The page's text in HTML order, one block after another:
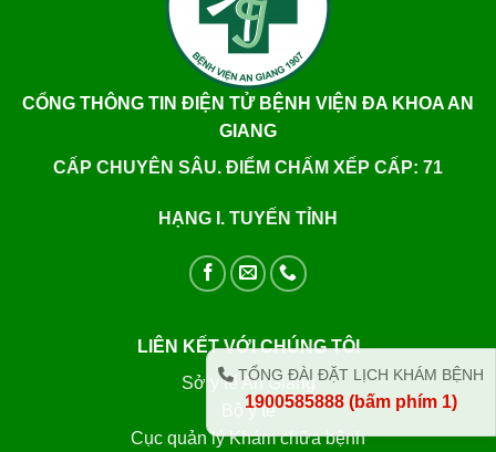
CỔNG THÔNG TIN ĐIỆN TỬ BỆNH VIỆN ĐA KHOA AN
GIANG
CẤP CHUYÊN SÂU. ĐIỂM CHẤM XẾP CẤP: 71
HẠNG I. TUYẾN TỈNH
LIÊN KẾT VỚI CHÚNG TÔI
Sở y tế An Giang
Bộ y tế
Cục quản lý Khám chữa bệnh
TỔNG ĐÀI ĐẶT LỊCH KHÁM BỆNH
1900585888 (bấm phím 1)